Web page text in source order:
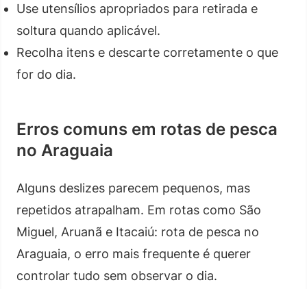
Use utensílios apropriados para retirada e
soltura quando aplicável.
Recolha itens e descarte corretamente o que
for do dia.
Erros comuns em rotas de pesca
no Araguaia
Alguns deslizes parecem pequenos, mas
repetidos atrapalham. Em rotas como São
Miguel, Aruanã e Itacaiú: rota de pesca no
Araguaia, o erro mais frequente é querer
controlar tudo sem observar o dia.